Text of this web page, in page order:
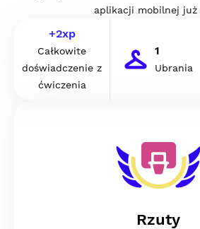
aplikacji mobilnej już
+2xp
Całkowite
doświadczenie z
ćwiczenia
1
Ubrania
Rzuty